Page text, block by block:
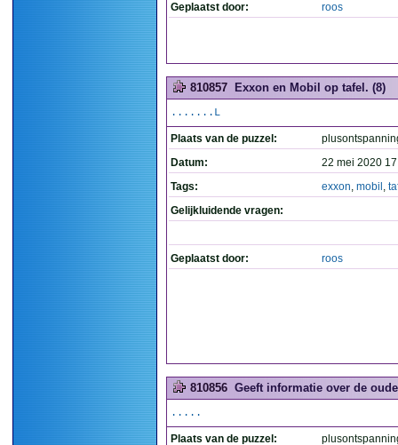
Geplaatst door: roos
810857 Exxon en Mobil op tafel. (8)
.......L
Plaats van de puzzel:
Datum:
22 mei 2020
Tags:
exxon, mobil ,
Gelijkluidende vragen:
Geplaatst door: roos
810856 Geeft informatie over de
.....
Plaats van de puzzel: